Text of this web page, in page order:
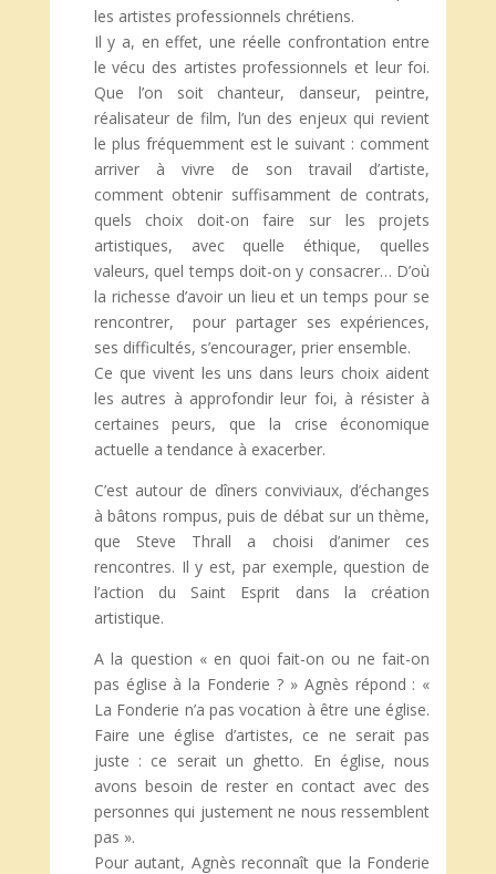
les artistes professionnels chrétiens.
Il y a, en effet, une réelle confrontation entre
le vécu des artistes professionnels et leur foi.
Que l’on soit chanteur, danseur, peintre,
réalisateur de film, l’un des enjeux qui revient
le plus fréquemment est le suivant : comment
arriver à vivre de son travail d’artiste,
comment obtenir suffisamment de contrats,
quels choix doit-on faire sur les projets
artistiques, avec quelle éthique, quelles
valeurs, quel temps doit-on y consacrer… D’où
la richesse d’avoir un lieu et un temps pour se
rencontrer, pour partager ses expériences,
ses difficultés, s’encourager, prier ensemble.
Ce que vivent les uns dans leurs choix aident
les autres à approfondir leur foi, à résister à
certaines peurs, que la crise économique
actuelle a tendance à exacerber.
C’est autour de dîners conviviaux, d’échanges
à bâtons rompus, puis de débat sur un thème,
que Steve Thrall a choisi d’animer ces
rencontres. Il y est, par exemple, question de
l’action du Saint Esprit dans la création
artistique.
A la question « en quoi fait-on ou ne fait-on
pas église à la Fonderie ? » Agnès répond : «
La Fonderie n’a pas vocation à être une église.
Faire une église d’artistes, ce ne serait pas
juste : ce serait un ghetto. En église, nous
avons besoin de rester en contact avec des
personnes qui justement ne nous ressemblent
pas ».
Pour autant, Agnès reconnaît que la Fonderie